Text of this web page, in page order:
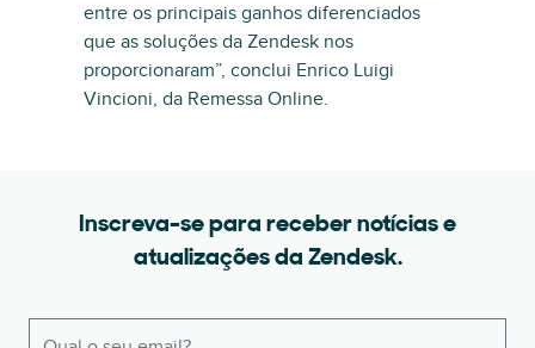
entre os principais ganhos diferenciados
que as soluções da Zendesk nos
proporcionaram”, conclui Enrico Luigi
Vincioni, da Remessa Online.
Inscreva-se para receber notícias e
atualizações da Zendesk.